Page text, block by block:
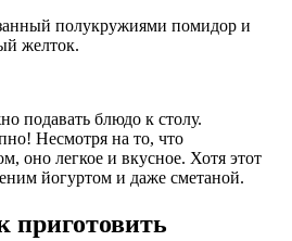
полукружиями помидор и
желток.
подавать блюдо к столу.
Несмотря на то, что
оно легкое и вкусное. Хотя этот
йогуртом и даже сметаной.
приготовить